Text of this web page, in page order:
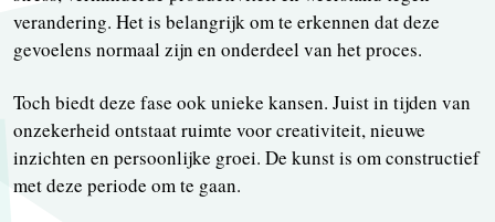
verandering. Het is belangrijk om te erkennen dat deze
gevoelens normaal zijn en onderdeel van het proces.
Toch biedt deze fase ook unieke kansen. Juist in tijden van
onzekerheid ontstaat ruimte voor creativiteit, nieuwe
inzichten en persoonlijke groei. De kunst is om constructief
met deze periode om te gaan.